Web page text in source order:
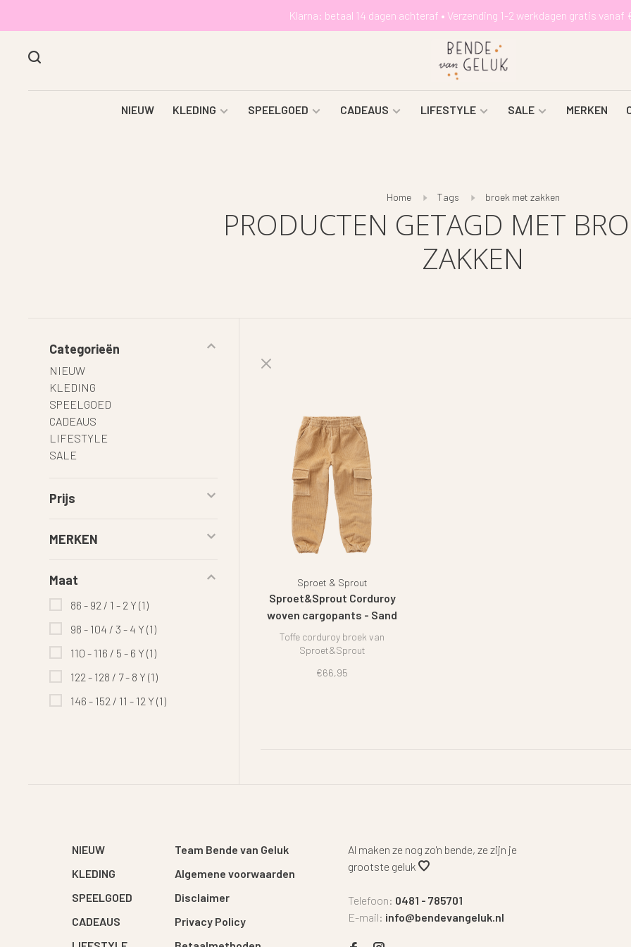
Klarna: betaal 14 dagen achteraf • Verzending 1-2 werkdagen gratis vanaf
NIEUW KLEDING SPEELGOED CADEAUS LIFESTYLE SALE MERKEN
Home Tags broek met zakken
PRODUCTEN GETAGD MET
ZAKKEN
Categorieën
NIEUW
KLEDING
SPEELGOED
CADEAUS
LIFESTYLE
SALE
Prijs
MERKEN
Maat
86 - 92 / 1 - 2 Y (1)
98 - 104 / 3 - 4 Y (1)
110 - 116 / 5 - 6 Y (1)
122 - 128 / 7 - 8 Y (1)
146 - 152 / 11 - 12 Y (1)
Sproet & Sprout
Sproet&Sprout Corduroy
woven cargopants - Sand
Toffe corduroy broek van
Sproet&Sprout
€66,95
NIEUW
KLEDING
SPEELGOED
CADEAUS
Team Bende van Geluk
Algemene voorwaarden
Disclaimer
Privacy Policy
Al maken ze nog zo'n bende, ze zijn je
grootste geluk
Telefoon: 0481 - 785701
E-mail: info@bendevangeluk.nl